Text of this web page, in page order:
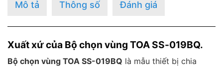
Mô tả Thông số Đánh giá
Xuất xứ của Bộ chọn vùng TOA SS-019BQ.
Bộ chọn vùng TOA SS-019BQ là mẫu thiết bị chia